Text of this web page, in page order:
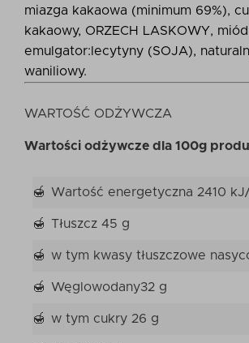
miazga kakaowa (minimum 69%),
kakaowy, ORZECH LASKOWY,
emulgator:lecytyny (SOJA),
waniliowy.
WARTOŚĆ ODŻYWCZA
Wartości odżywcze dla 100g
Wartość energetyczna 2410
Tłuszcz 45 g
w tym kwasy tłuszczowe
Węglowodany32 g
w tym cukry 26 g